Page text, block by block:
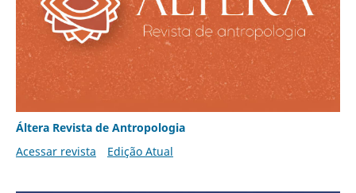
Áltera Revista de Antropologia
Acessar revista
Edição Atual